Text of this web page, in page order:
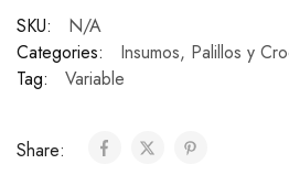
SKU:
N/A
Categories:
Insumos, Palillos y
Tag:
Variable
Share: